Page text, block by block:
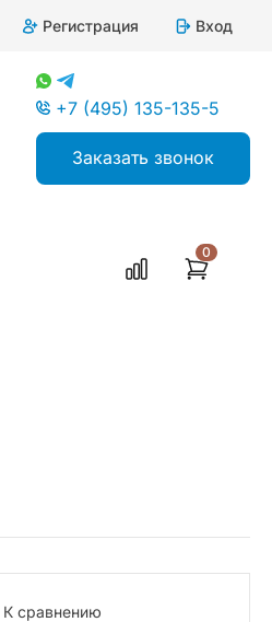
Регистрация Вход
+7 (495) 135-135-5
Заказать звонок
0
К сравнению